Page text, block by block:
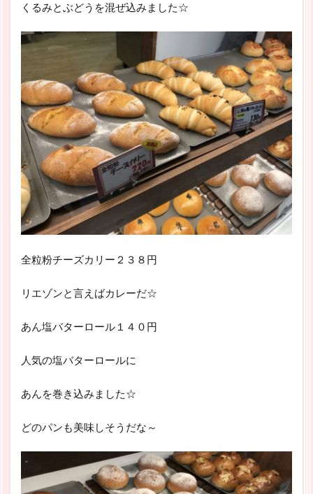
くるみとぶどうを混ぜ込みました☆
全粒粉チーズカリー２３８円
リエゾンと言えばカレーだ☆
あん塩バターロール１４０円
人気の塩バターロールに
あんを巻き込みました☆
どのパンも美味しそうだな～